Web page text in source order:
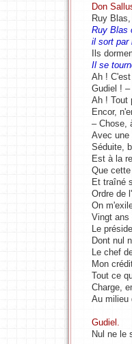
Don
Ruy
Ruy Blas
il sort par
Ils
Il se
Ah !
Gudiel !
Ah ! Tout
Encor,
– Chose,
Avec une
Séduite,
Est à la
Que cette
Et traîné
Ordre de
On
Vingt ans
Le
Dont nul
Le chef
Mon
Tout ce
Charge,
Au milieu
Gudiel.
Nul ne le